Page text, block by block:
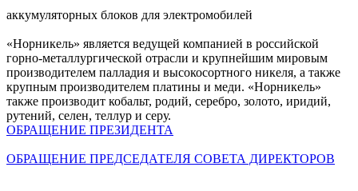
аккумуляторных блоков для электромобилей
«Норникель» является ведущей компанией в российской
горно-металлургической отрасли и крупнейшим мировым
производителем палладия и высокосортного никеля, а также
крупным производителем платины и меди. «Норникель»
также производит кобальт, родий, серебро, золото, иридий,
рутений, селен, теллур и серу.
ОБРАЩЕНИЕ ПРЕЗИДЕНТА
ОБРАЩЕНИЕ ПРЕДСЕДАТЕЛЯ СОВЕТА ДИРЕКТОРОВ